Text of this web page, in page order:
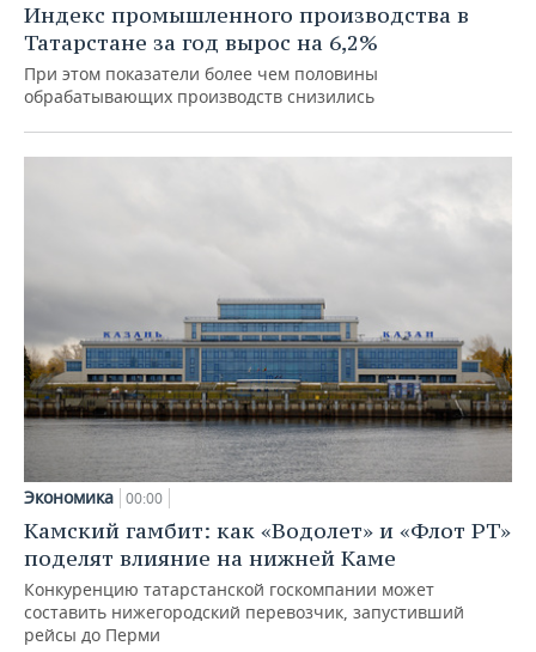
Индекс промышленного производства в
Татарстане за год вырос на 6,2%
При этом показатели более чем половины
обрабатывающих производств снизились
Экономика 00:00
Камский гамбит: как «Водолет» и «Флот РТ»
поделят влияние на нижней Каме
Конкуренцию татарстанской госкомпании может
составить нижегородский перевозчик, запустивший
рейсы до Перми